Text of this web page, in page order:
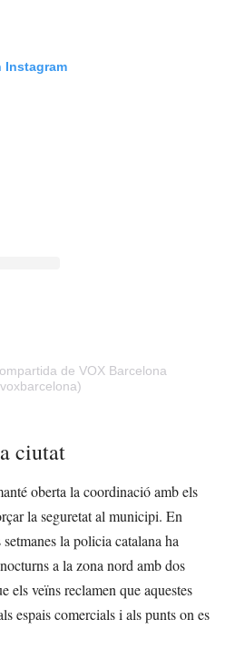
Instagram
de VOX Barcelona
ciutat
oberta la coordinació amb els
la seguretat al municipi. En
la policia catalana ha
a la zona nord amb dos
els veïns reclamen que aquestes
espais comercials i als punts on es